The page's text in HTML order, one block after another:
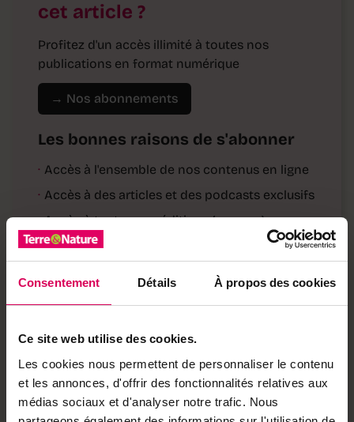
Consentement Détails À propos des cookies
Ce site web utilise des cookies.
Les cookies nous permettent de personnaliser le contenu
et les annonces, d'offrir des fonctionnalités relatives aux
médias sociaux et d'analyser notre trafic. Nous
cet article ?
Profitez d'un accès illimité à toutes nos
publications en format numérique
→ Nos abonnements
Les bonnes raisons de s'abonner
· Accès à l'ensemble de nos contenus en ligne
· Accès à des articles et des podcasts exclusifs
· Accès à toutes nos éditions (e-paper)
· Accès à nos hors-séries et suppléments (e-
paper)
· Accès à des avantages réservés à nos
abonnés
Déjà abonné·e ? → Se connecter